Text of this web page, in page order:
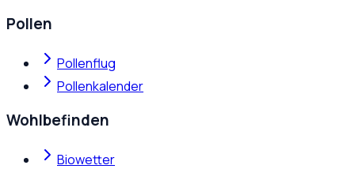
Pollen
Pollenflug
Pollenkalender
Wohlbefinden
Biowetter